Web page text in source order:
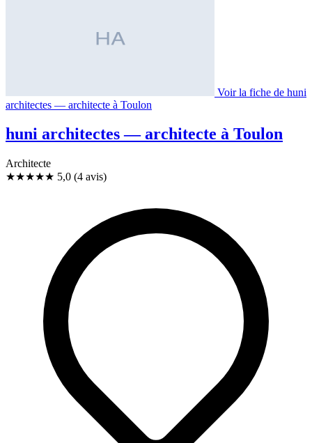
Voir la fiche de huni
architectes — architecte à Toulon
huni architectes — architecte à Toulon
Architecte
★★★★★ 5,0 (4 avis)